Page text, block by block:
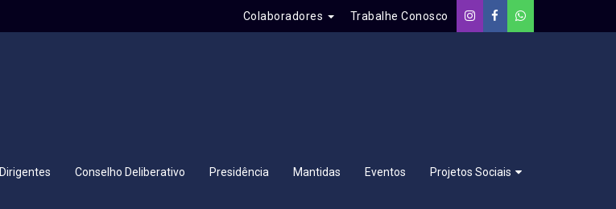
Colaboradores Trabalhe Conosco
Dirigentes Conselho Deliberativo Presidência Mantidas Eventos Projetos Sociais